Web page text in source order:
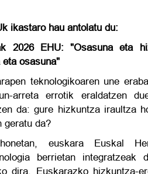
ikastaro hau antolatu du:
2026 EHU: "Osasuna eta
osasuna"
teknologikoaren une
arreta errotik eraldatzen
da: gure hizkuntza iraultza
geratu da?
euskara Euskal
berrietan integratzeak
dira. Euskarazko hizkuntza-